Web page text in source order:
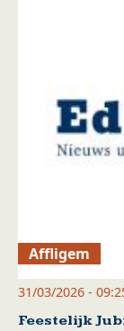
Affligem
31/03/2026 -
Feestelijk